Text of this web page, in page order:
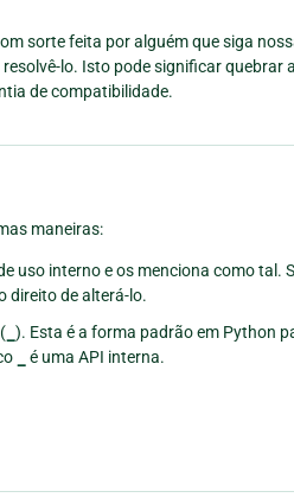
sorte feita por alguém que siga
lo. Isto pode significar quebrar a
de compatibilidade.
maneiras:
uso interno e os menciona como tal.
direito de alterá-lo.
). Esta é a forma padrão em Python
é uma API interna.